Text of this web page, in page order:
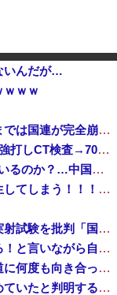
いんだが…
ｗｗｗ
国連事務総長「お金がありません。このままでは国連が完全崩壊します。助けて下さい」
【速報】中2男子、野球部の練習中に頭部を強打しCT検査→70代医師「問題ないです」→中学生死亡「他人のCT画像みてました」
日本人はBYDの軽EV「ラッコ」をどう見ているのか？…中国メディア！
【悲報】熊本の被災地、『異常事態』が発生してしまう！！！！！！！！
中国国防省、海自イージス艦のトマホーク実射試験を批判「国際社会は新型軍国主義を団結して阻止を」！
【悲報】落語家「リベラルは多様性を認めろ！と言いながら自分達と違う意見には執拗に攻撃してくる！」ｗｗｗｗｗｗｗｗｗｗｗｗｗｗ
蓮舫議員「蓮舫だから叩いていい、との報道に何度も向き合ってきました。悔しくても」
【衝撃】中居正広、極秘に『ある事』を始めていたと判明する・・・